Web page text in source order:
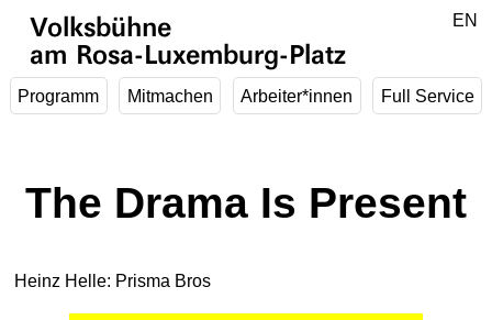
Volksbühne
am Rosa-Luxemburg-Platz
Programm Mitmachen Arbeiter*innen Full Service
DE
EN
The Drama Is Present
Heinz Helle: Prisma Bros